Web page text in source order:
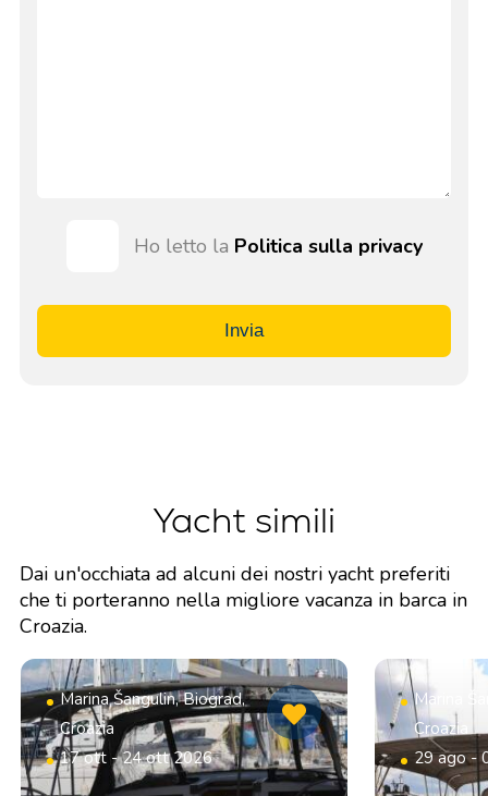
Ho letto la Politica sulla privacy
Invia
Yacht simili
Dai un'occhiata ad alcuni dei nostri yacht preferiti
che ti porteranno nella migliore vacanza in barca in
Croazia.
Marina Šangulin, Biograd,
Croazia
17 ott - 24 ott 2026
Marina
Croazia
29 ago -